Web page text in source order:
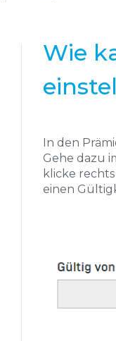
Wie
In den
Gehe dazu
klicke
einen